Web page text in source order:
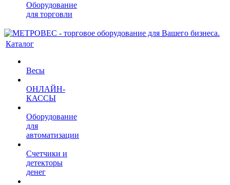
Оборудование
для торговли
Каталог
Весы
ОНЛАЙН-
КАССЫ
Оборудование
для
автоматизации
Счетчики и
детекторы
денег